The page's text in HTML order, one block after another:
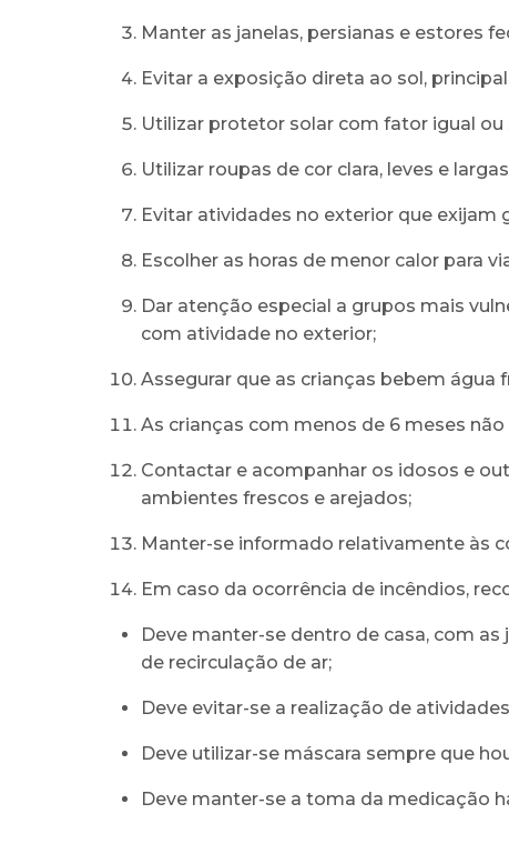
Manter as janelas, persianas e estores
Evitar a exposição direta ao sol,
Utilizar protetor solar com fator igual ou
Utilizar roupas de cor clara, leves e
Evitar atividades no exterior que exijam
Escolher as horas de menor calor para
Dar atenção especial a grupos mais
com atividade no exterior;
Assegurar que as crianças bebem
As crianças com menos de 6 meses
Contactar e acompanhar os idosos e
ambientes frescos e arejados;
Manter-se informado relativamente às
Em caso da ocorrência de incêndios,
Deve manter-se dentro de casa, com
de recirculação de ar;
Deve evitar-se a realização de
Deve utilizar-se máscara sempre que
Deve manter-se a toma da medicação